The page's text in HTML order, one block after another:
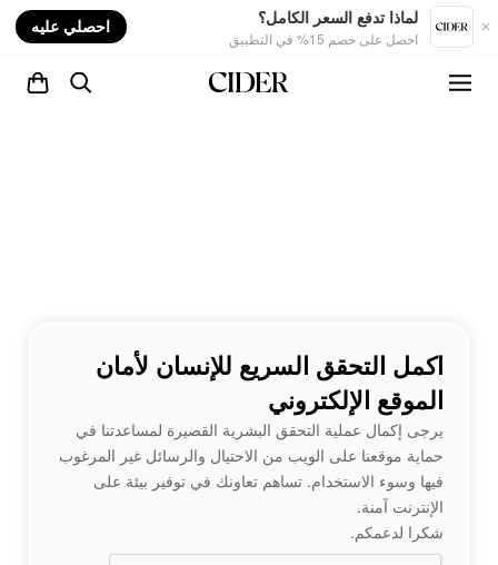
لماذا تدفع السعر الكامل؟
احصل على خصم 15% في التطبيق
احصلي عليه
اكمل التحقق السريع للإنسان لأمان
الموقع الإلكتروني
يرجى إكمال عملية التحقق البشرية القصيرة لمساعدتنا في
حماية موقعنا على الويب من الاحتيال والرسائل غير المرغوب
فيها وسوء الاستخدام. تساهم تعاونك في توفير بيئة على
الإنترنت آمنة.
شكرا لدعمكم.